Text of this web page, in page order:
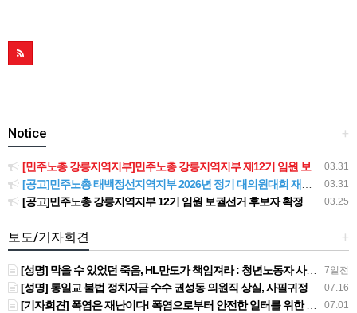
+
Notice
03.31
[민주노총 강릉지역지부]민주노총 강릉지역지부 제12기 임원 보궐선거결과 공고
03.31
[공고]민주노총 태백정선지역지부 2026년 정기 대의원대회 재소집 건
03.25
[공고]민주노총 강릉지역지부 12기 임원 보궐선거 후보자 확정 공고
+
보도/기자회견
7일전
[성명] 막을 수 있었던 죽음, HL만도가 책임져라 : 청년노동자 사망사고의 철저한 진상규명과 재발방지 대책 마련하라
07.16
[성명] 통일교 불법 정치자금 수수 권성동 의원직 상실, 사필귀정이다
07.01
[기자회견] 폭염은 재난이다! 폭염으로부터 안전한 일터를 위한 민주노총 강원지역본부 폭염감시단 선포 기자회견